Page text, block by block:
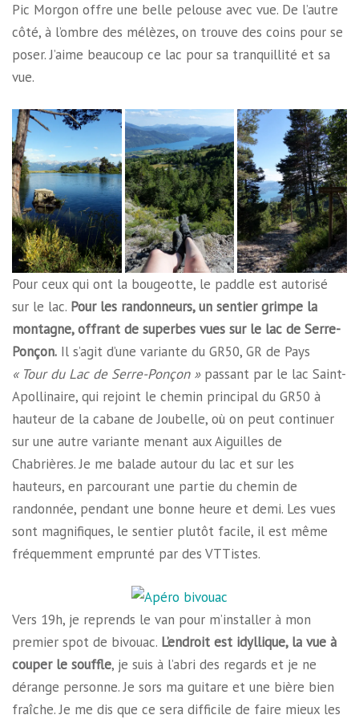
Pic Morgon offre une belle pelouse avec vue. De l’autre
côté, à l’ombre des mélèzes, on trouve des coins pour se
poser. J’aime beaucoup ce lac pour sa tranquillité et sa
vue.
Pour ceux qui ont la bougeotte, le paddle est autorisé
sur le lac. Pour les randonneurs, un sentier grimpe la
montagne, offrant de superbes vues sur le lac de Serre-
Ponçon. Il s’agit d’une variante du GR50, GR de Pays
« Tour du Lac de Serre-Ponçon »passant par le lac Saint-
Apollinaire, qui rejoint le chemin principal du GR50 à
hauteur de la cabane de Joubelle, où on peut continuer
sur une autre variante menant aux Aiguilles de
Chabrières.Je me balade autour du lac et sur les
hauteurs, en parcourant une partie du chemin de
randonnée, pendant une bonne heure et demi. Les vues
sont magnifiques, le sentier plutôt facile, il est même
fréquemment emprunté par des VTTistes.
Vers 19h, je reprends le van pour m’installer à mon
premier spot de bivouac. L’endroit est idyllique, la vue à
couper le souffle, je suis à l’abri des regards et je ne
dérange personne. Je sors ma guitare et une bière bien
fraîche. Je me dis que ce sera difficile de faire mieux les